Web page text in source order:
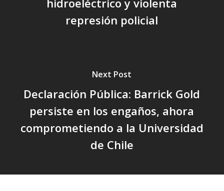
represión policial
Next Post
Declaración Pública: Barrick Gold
persiste en los engaños, ahora
comprometiendo a la Universidad
de Chile